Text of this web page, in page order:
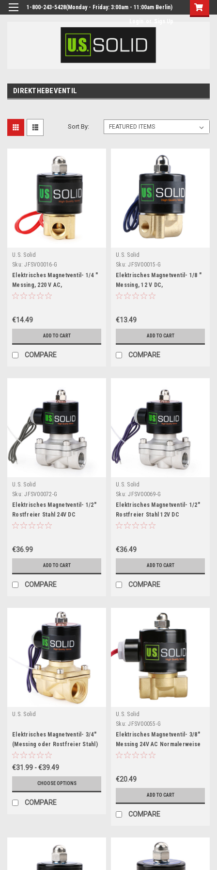
1-800-243-5428(Monday - Friday: 3:00am - 11:00am Berlin)
DIREKTHEBEVENTIL
Sort By:
U.S. Solid
Sku: JFSV00016-G
Elektrisches Magnetventil- 1/4 "
Messing, 220 V AC,
Normalerweise Geschlossen,
€14.49
ADD TO CART
COMPARE
U.S. Solid
Sku: JFSV00015-G
Elektrisches Magnetventil- 1/8 "
Messing, 12 V DC,
Normalerweise Geschlossen,
€13.49
ADD TO CART
COMPARE
U.S. Solid
Sku: JFSV00072-G
Elektrisches Magnetventil- 1/2"
Rostfreier Stahl 24V DC
Normalerweise Geschlossen,
€36.99
ADD TO CART
COMPARE
U.S. Solid
Sku: JFSV00069-G
Elektrisches Magnetventil- 1/2"
Rostfreier Stahl 12V DC
Normalerweise Geschlossen,
€36.49
ADD TO CART
COMPARE
U.S. Solid
Elektrisches Magnetventil- 3/4"
(Messing oder Rostfreier Stahl)
12V DC Normalerweise
Geschlossen, VITON
€31.99 - €39.49
CHOOSE OPTIONS
COMPARE
U.S. Solid
Sku: JFSV00055-G
Elektrisches Magnetventil- 3/8"
Messing 24V AC Normalerweise
Geschlossen, VITON
€20.49
ADD TO CART
COMPARE